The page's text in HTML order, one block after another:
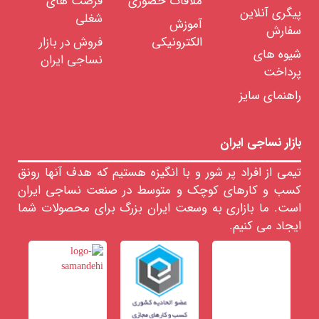
نمایشگاه
مجازی
صنعت
نساجی
حدود
قیمت
681818
پیگری آنلاین
سفارش
شیوه های
پرداخت
راهنمای سایز
آموزش
الکترونیکی
شغلی
فروش در بازار
نساجی ایران
بازار نساجی ایران
تیمی از افراد پر شور و با انگیزه هستیم که هدف آنها رونق
کسب و کارهای کوچک و متوسط در صنعت نساجی ایران
است. ما بازاری به وسعت ایران بزرگ برای محصولات شما
ایجاد می کنیم.